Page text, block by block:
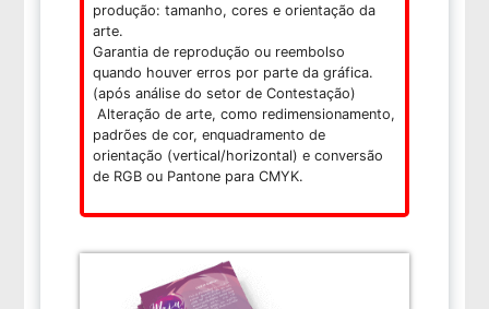
produção: tamanho, cores e orientação da
arte.
Garantia de reprodução ou reembolso
quando houver erros por parte da gráfica.
(após análise do setor de Contestação)
Alteração de arte, como redimensionamento,
padrões de cor, enquadramento de
orientação (vertical/horizontal) e conversão
de RGB ou Pantone para CMYK.